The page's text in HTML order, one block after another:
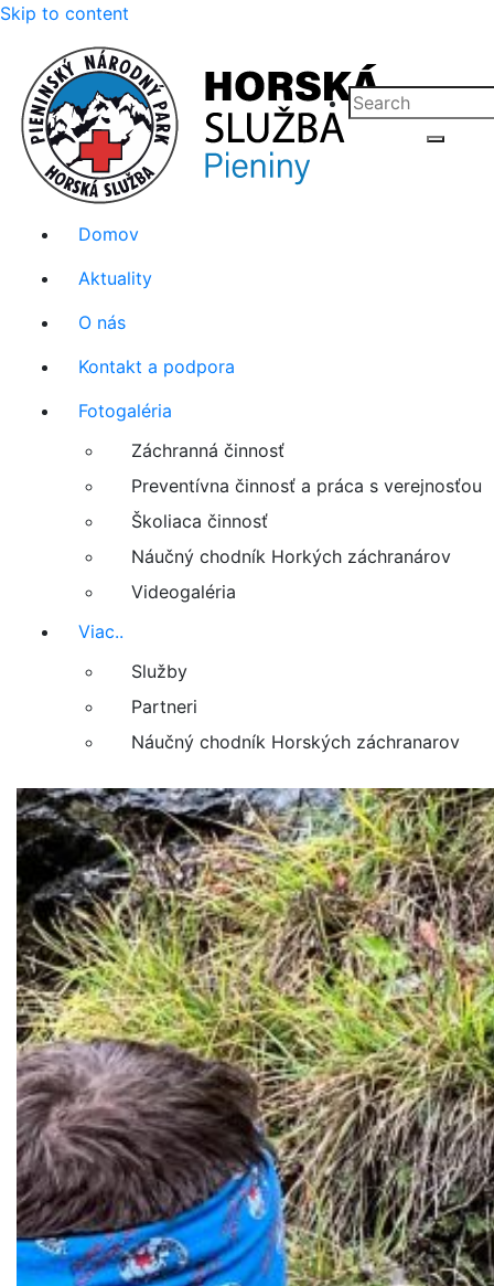
Skip to content
Číslo záchrannej služby: 0907
Domov
Aktuality
O nás
Kontakt a podpora
Fotogaléria
Záchranná činnosť
Preventívna činnosť a práca s verejnosťou
Školiaca činnosť
Náučný chodník Horkých záchranárov
Videogaléria
Viac..
Služby
Partneri
Náučný chodník Horských záchranarov